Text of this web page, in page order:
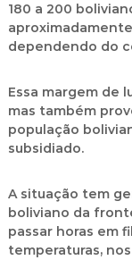
180 a 200
aproximadamente
dependendo do
Essa margem de
mas também
população
subsidiado.
A situação tem
boliviano da
passar horas em
temperaturas,